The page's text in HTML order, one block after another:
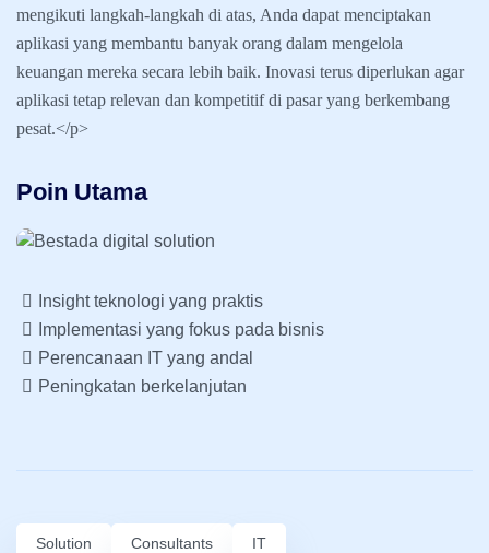
mengikuti langkah-langkah di atas, Anda dapat menciptakan
aplikasi yang membantu banyak orang dalam mengelola
keuangan mereka secara lebih baik. Inovasi terus diperlukan agar
aplikasi tetap relevan dan kompetitif di pasar yang berkembang
pesat.</p>
Poin Utama
Insight teknologi yang praktis
Implementasi yang fokus pada bisnis
Perencanaan IT yang andal
Peningkatan berkelanjutan
Solution Consultants IT